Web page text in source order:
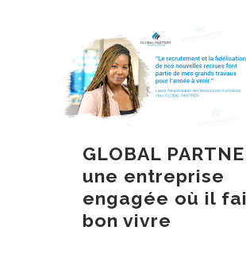
GLOBAL
une entreprise
engagée où il
bon vivre